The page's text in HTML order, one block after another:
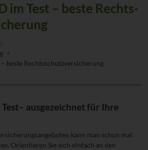
im Test – beste Rechts­
beste Rechtsschutzversicherung
ausgezeichnet für Ihre
kann man schon mal
Orientieren Sie sich einfach an den